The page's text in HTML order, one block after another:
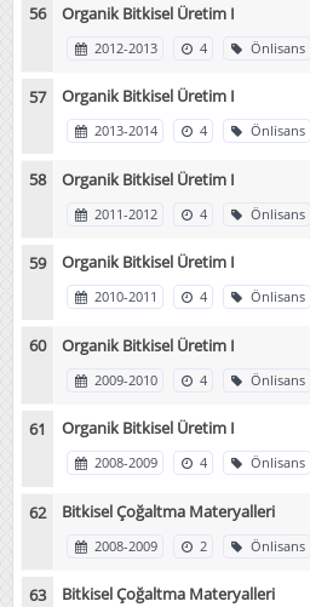
Organik Bitkisel Üretim I
2012-2013 4 Önlisans
Organik Bitkisel Üretim I
2013-2014 4 Önlisans
Organik Bitkisel Üretim I
2011-2012 4 Önlisans
Organik Bitkisel Üretim I
2010-2011 4 Önlisans
Organik Bitkisel Üretim I
2009-2010 4 Önlisans
Organik Bitkisel Üretim I
2008-2009 4 Önlisans
Bitkisel Çoğaltma Materyalleri
2008-2009 2 Önlisans
Bitkisel Çoğaltma Materyalleri